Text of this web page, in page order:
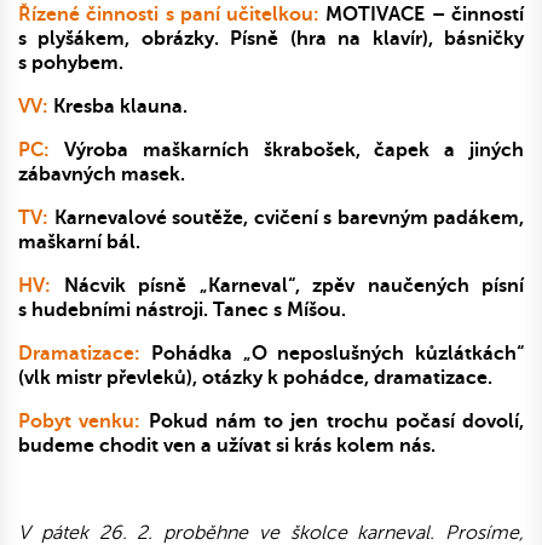
Řízené činnosti s paní učitelkou: MOTIVACE – činností
s plyšákem, obrázky. Písně (hra na klavír), básničky
s pohybem.
VV: Kresba klauna.
PC: Výroba maškarních škrabošek, čapek a jiných
zábavných masek.
TV: Karnevalové soutěže, cvičení s barevným padákem,
maškarní bál.
HV:
Nácvik písně „Karneval“, zpěv naučených písní
s hudebními nástroji. Tanec s Míšou.
Dramatizace:
Pohádka „O neposlušných kůzlátkách“
(vlk mistr převleků), otázky k pohádce, dramatizace.
Pobyt venku:
Pokud nám to jen trochu počasí dovolí,
budeme chodit ven a užívat si krás kolem nás.
V pátek 26. 2. proběhne ve školce karneval. Prosíme,